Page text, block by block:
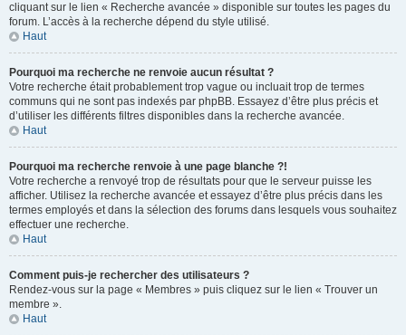
cliquant sur le lien « Recherche avancée » disponible sur toutes les pages du
forum. L’accès à la recherche dépend du style utilisé.
Haut
Pourquoi ma recherche ne renvoie aucun résultat ?
Votre recherche était probablement trop vague ou incluait trop de termes
communs qui ne sont pas indexés par phpBB. Essayez d’être plus précis et
d’utiliser les différents filtres disponibles dans la recherche avancée.
Haut
Pourquoi ma recherche renvoie à une page blanche ?!
Votre recherche a renvoyé trop de résultats pour que le serveur puisse les
afficher. Utilisez la recherche avancée et essayez d’être plus précis dans les
termes employés et dans la sélection des forums dans lesquels vous souhaitez
effectuer une recherche.
Haut
Comment puis-je rechercher des utilisateurs ?
Rendez-vous sur la page « Membres » puis cliquez sur le lien « Trouver un
membre ».
Haut